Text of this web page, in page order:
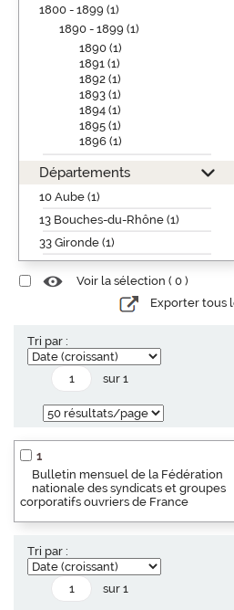
1800 - 1899 (1)
1890 - 1899 (1)
1890 (1)
1891 (1)
1892 (1)
1893 (1)
1894 (1)
1895 (1)
1896 (1)
Départements
10 Aube (1)
13 Bouches-du-Rhône (1)
33 Gironde (1)
Voir la sélection ( 0 )
Exporter tous
Tri par :
sur 1
1
Bulletin mensuel de la Fédération
nationale des syndicats et groupes
corporatifs ouvriers de France
Tri par :
sur 1